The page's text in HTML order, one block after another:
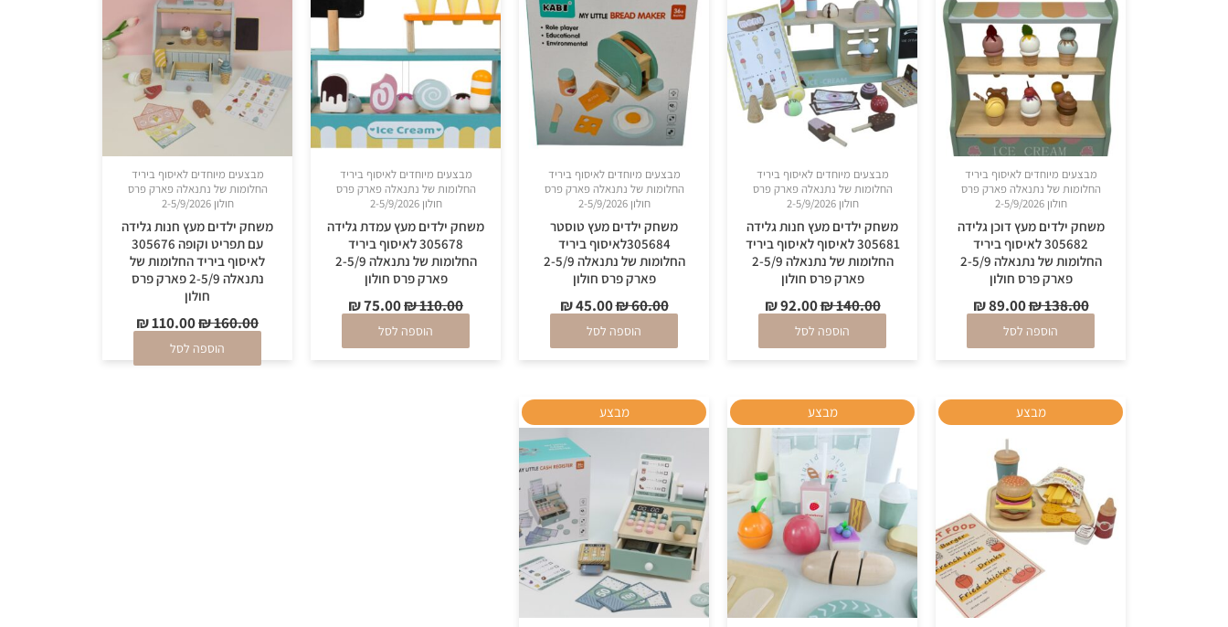
מבצעים מיוחדים לאיסוף ביריד
החלומות של נתנאלה פארק פרס
חולון 2-5/9/2026
משחק ילדים מעץ דוכן גלידה
305682 לאיסוף ביריד
החלומות של נתנאלה 2-5/9
פארק פרס חולון
₪138.00
₪ 138.00.
₪89.00
₪ 89.00.
הוספה לסל
מבצעים מיוחדים לאיסוף ביריד
החלומות של נתנאלה פארק פרס
חולון 2-5/9/2026
משחק ילדים מעץ חנות גלידה
305681 לאיסוף לאיסוף ביריד
החלומות של נתנאלה 2-5/9
פארק פרס חולון
₪140.00
₪ 140.00.
₪92.00
₪ 92.00.
הוספה לסל
מבצעים מיוחדים לאיסוף ביריד
החלומות של נתנאלה פארק פרס
חולון 2-5/9/2026
משחק ילדים מעץ טוסטר
305684לאיסוף ביריד
החלומות של נתנאלה 2-5/9
פארק פרס חולון
₪60.00
₪45.00
₪ 45.00.
הוספה לסל
מבצעים מיוחדים לאיסוף ביריד
החלומות של נתנאלה פארק פרס
חולון 2-5/9/2026
משחק ילדים מעץ עמדת גלידה
305678 לאיסוף ביריד
החלומות של נתנאלה 2-5/9
פארק פרס חולון
₪110.00
₪75.00
₪ 75.00.
הוספה לסל
מבצעים מיוחדים לאיסוף ביריד
החלומות של נתנאלה פארק פרס
חולון 2-5/9/2026
משחק ילדים מעץ חנות גלידה
עם תפריט וקופה 305676
לאיסוף ביריד החלומות של
נתנאלה 2-5/9 פארק פרס
חולון
₪160.00
₪ 160.00.
₪110.00
הוספה לסל
מבצעהמחיר
המקורי
היה:
₪ 85.00.
המחיר
הנוכחי
מבצעהמחיר
המקורי
היה:
₪ 118.00.
המחיר
הנוכחי
הוא:
מבצעהמחיר
המקורי
היה:
המחיר
הנוכחי
הוא:
₪ 78.00.